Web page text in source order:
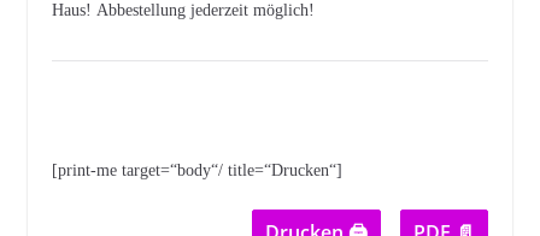
Haus! Abbestellung jederzeit möglich!
[print-me target=“body“/ title=“Drucken“]